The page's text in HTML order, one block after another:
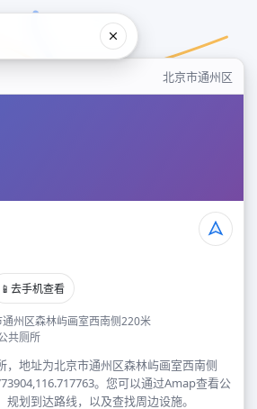
北京市通州区
📱 去手机查看
州区森林屿画室西南侧220米
共厕所
，地址为北京市通州区森林屿画室西南侧
。您可以通过Amap查看公
划到达路线，以及查找周边设施。